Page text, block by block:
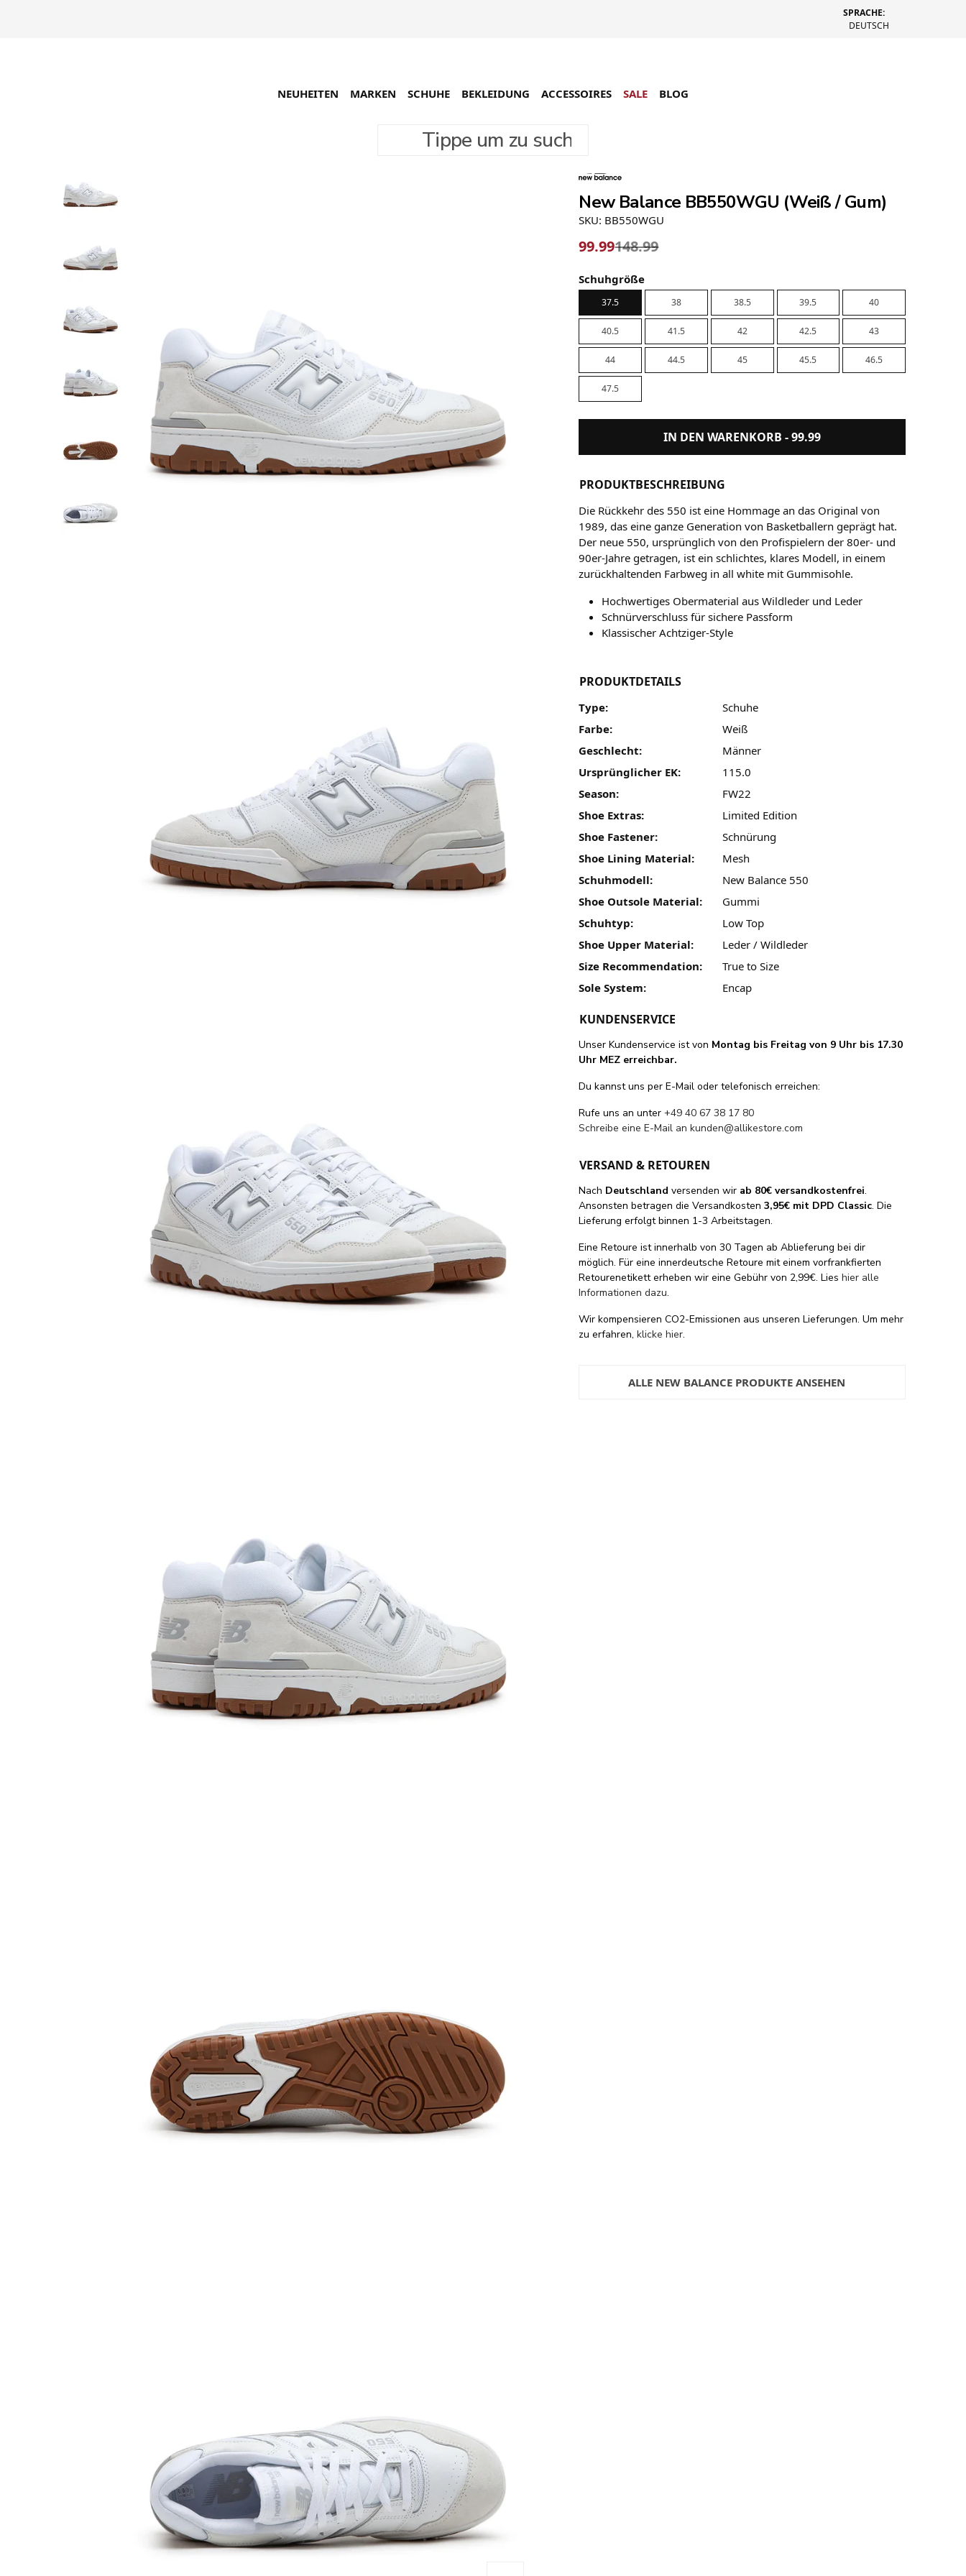
SPRACHE:
DEUTSCH
Tippe um zu suchen
NEUHEITEN MARKEN SCHUHE BEKLEIDUNG ACCESSOIRES SALE BLOG
New Balance BB550WGU (Weiß / Gum)
SKU: BB550WGU
99.99148.99
Schuhgröße
37.5 38 38.5 39.5 40
40.5 41.5 42 42.5 43
44 44.5 45 45.5 46.5
47.5
IN DEN WARENKORB -99.99
PRODUKTBESCHREIBUNG
Die Rückkehr des 550 ist eine Hommage an das Original von
1989, das eine ganze Generation von Basketballern geprägt hat.
Der neue 550, ursprünglich von den Profispielern der 80er- und
90er-Jahre getragen, ist ein schlichtes, klares Modell, in einem
zurückhaltenden Farbweg in all white mit Gummisohle.
Hochwertiges Obermaterial aus Wildleder und Leder
Schnürverschluss für sichere Passform
Klassischer Achtziger-Style
PRODUKTDETAILS
Type:
Schuhe
Farbe:
Weiß
Geschlecht:
Männer
Ursprünglicher EK:
115.0
Season:
FW22
Shoe Extras:
Limited Edition
Shoe Fastener:
Schnürung
Shoe Lining Material:
Mesh
Schuhmodell:
New Balance 550
Shoe Outsole Material:
Gummi
Schuhtyp:
Low Top
Shoe Upper Material:
Leder / Wildleder
Size Recommendation:
True to Size
Sole System:
Encap
KUNDENSERVICE
Unser Kundenservice ist von Montag bis Freitag von 9 Uhr bis 17.30
Uhr MEZ erreichbar.
Du kannst uns per E-Mail oder telefonisch erreichen:
Rufe uns an unter+49 40 67 38 17 80
Schreibe eine E-Mail ankunden@allikestore.com
VERSAND & RETOUREN
Nach Deutschland versenden wir ab 80€ versandkostenfrei.
Ansonsten betragen die Versandkosten3,95€ mit DPD Classic. Die
Lieferung erfolgt binnen 1-3 Arbeitstagen.
Eine Retoure ist innerhalb von 30 Tagen ab Ablieferung bei dir
möglich. Für eine innerdeutsche Retoure mit einem vorfrankfierten
Retourenetikett erheben wir eine Gebühr von 2,99€. Lieshier alle
Informationen dazu.
Wir kompensieren CO2-Emissionen aus unseren Lieferungen. Um mehr
zu erfahren,klicke hier.
ALLE NEW BALANCE PRODUKTE ANSEHEN